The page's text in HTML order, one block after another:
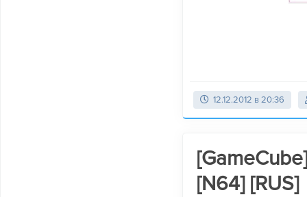
12.12.2012 в 20:36
[N64] [RUS]